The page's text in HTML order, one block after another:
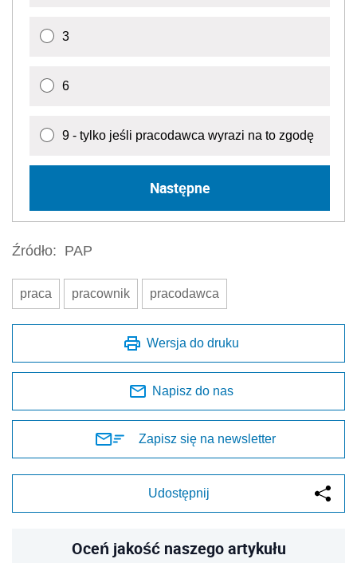
3
6
9 - tylko jeśli pracodawca wyrazi na to zgodę
Następne
Źródło: PAP
praca pracownik pracodawca
Wersja do druku
Napisz do nas
Zapisz się na newsletter
Udostępnij
Oceń jakość naszego artykułu